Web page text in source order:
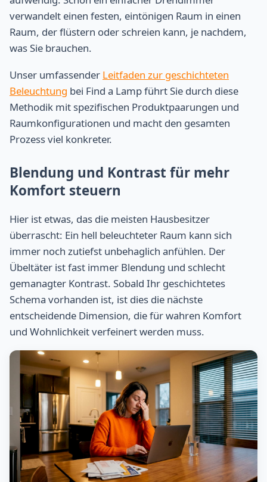
verwandelt einen festen, eintönigen Raum in einen
Raum, der flüstern oder schreien kann, je nachdem,
was Sie brauchen.
Unser umfassender Leitfaden zur geschichteten
Beleuchtung bei Find a Lamp führt Sie durch diese
Methodik mit spezifischen Produktpaarungen und
Raumkonfigurationen und macht den gesamten
Prozess viel konkreter.
Blendung und Kontrast für mehr
Komfort steuern
Hier ist etwas, das die meisten Hausbesitzer
überrascht: Ein hell beleuchteter Raum kann sich
immer noch zutiefst unbehaglich anfühlen. Der
Übeltäter ist fast immer Blendung und schlecht
gemanagter Kontrast. Sobald Ihr geschichtetes
Schema vorhanden ist, ist dies die nächste
entscheidende Dimension, die für wahren Komfort
und Wohnlichkeit verfeinert werden muss.